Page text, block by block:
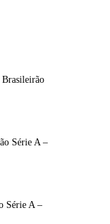
Série A –
Série A –